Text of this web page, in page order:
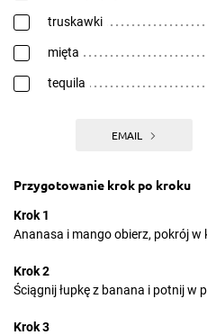
truskawki
mięta
tequila
EMAIL
Przygotowanie krok po kroku
Krok 1
Ananasa i mango obierz, pokrój w
Krok 2
Ściągnij łupkę z banana i potnij w
Krok 3